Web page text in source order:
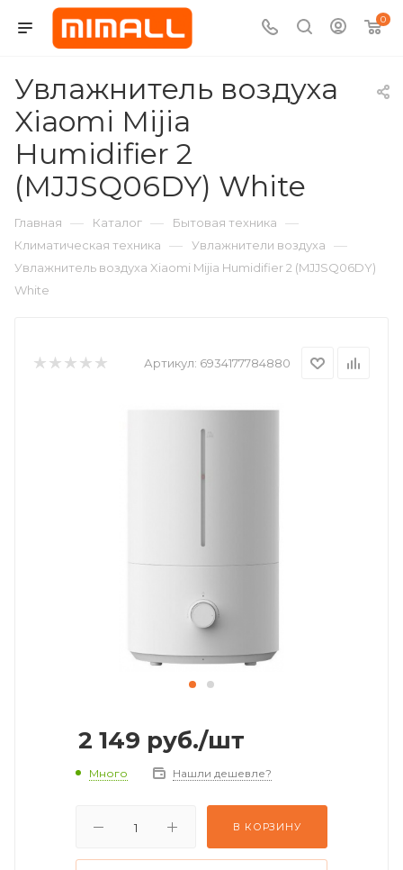
0
Увлажнитель воздуха
Xiaomi Mijia
Humidifier 2
(MJJSQ06DY) White
Главная — Каталог — Бытовая техника —
Климатическая техника — Увлажнители воздуха —
Увлажнитель воздуха Xiaomi Mijia Humidifier 2 (MJJSQ06DY)
White
Артикул: 6934177784880
2 149 руб./шт
Много Нашли дешевле?
В КОРЗИНУ